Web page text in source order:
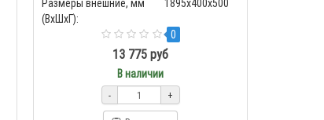
Размеры внешние, мм
(ВхШхГ):
1895x400x500
0
13 775 руб
В наличии
- +